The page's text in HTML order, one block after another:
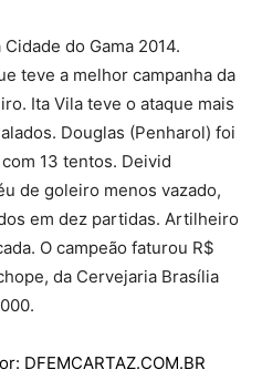
do Gama 2014.
teve a melhor campanha da
Ita Vila teve o ataque mais
Douglas (Penharol) foi
13 tentos. Deivid
de goleiro menos vazado,
em dez partidas. Artilheiro
O campeão faturou R$
da Cervejaria Brasília
DFEMCARTAZ.COM.BR